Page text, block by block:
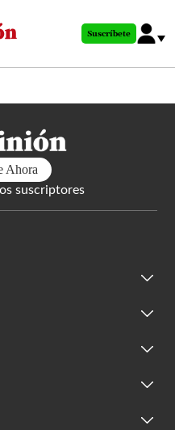
Suscríbete
Ahora
suscriptores